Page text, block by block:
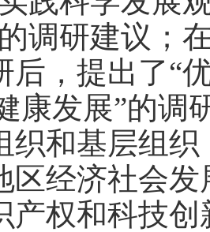
调研建议；
后，提出了“
康发展”的调
织和基层组
区经济社会
产权和科技